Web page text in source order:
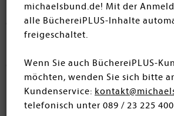
michaelsbund.de! Mit der
alle BüchereiPLUS-Inhalte
freigeschaltet.
Wenn Sie auch BüchereiPLUS-
möchten, wenden Sie sich bitte
Kundenservice:
telefonisch unter 089 / 23 225 400
unter einen Hut. Die
altersgerecht gestaltet und sorgen
Fragen der Kinder beantwortet
eintauchen können.
Filtern